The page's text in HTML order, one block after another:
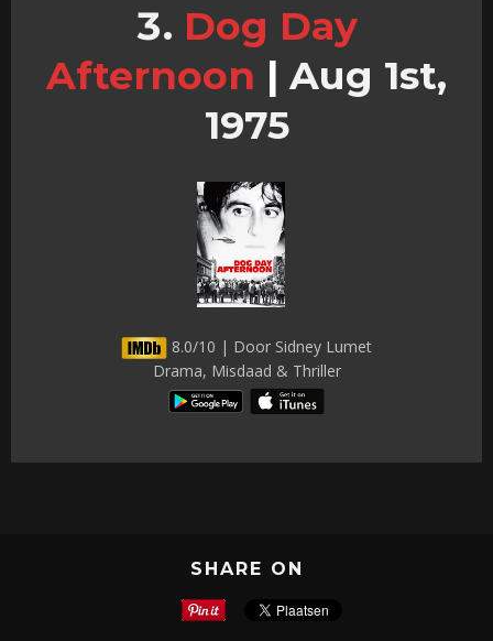
Dog Day
Afternoon | Aug 1st,
1975
8.0/10 | Door Sidney Lumet
Drama, Misdaad & Thriller
SHARE ON